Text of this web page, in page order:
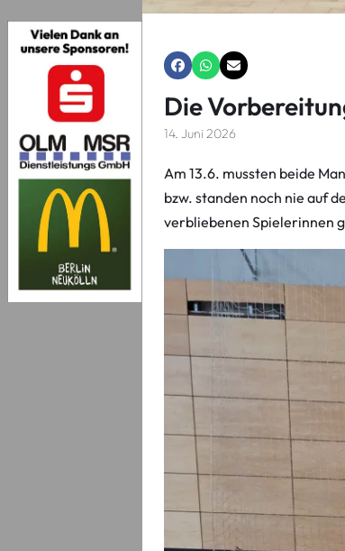
Die
14. Juni 2026
Am 13.6. mussten beide
bzw. standen noch nie auf
verbliebenen Spielerinnen